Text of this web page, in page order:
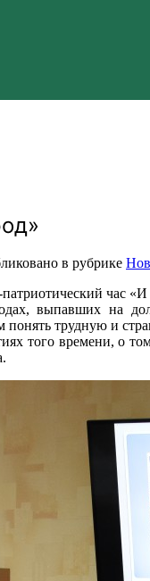
в рубрике
час
выпавших на
понять трудную и
того времени, о